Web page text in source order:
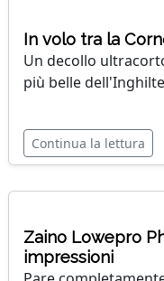
In volo tra la
Un decollo
più belle
Continua la lettura
Zaino Lowepro
impressioni